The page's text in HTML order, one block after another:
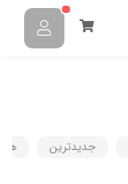
جدیدترین